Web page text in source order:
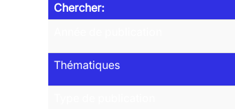
Chercher:
Thématiques